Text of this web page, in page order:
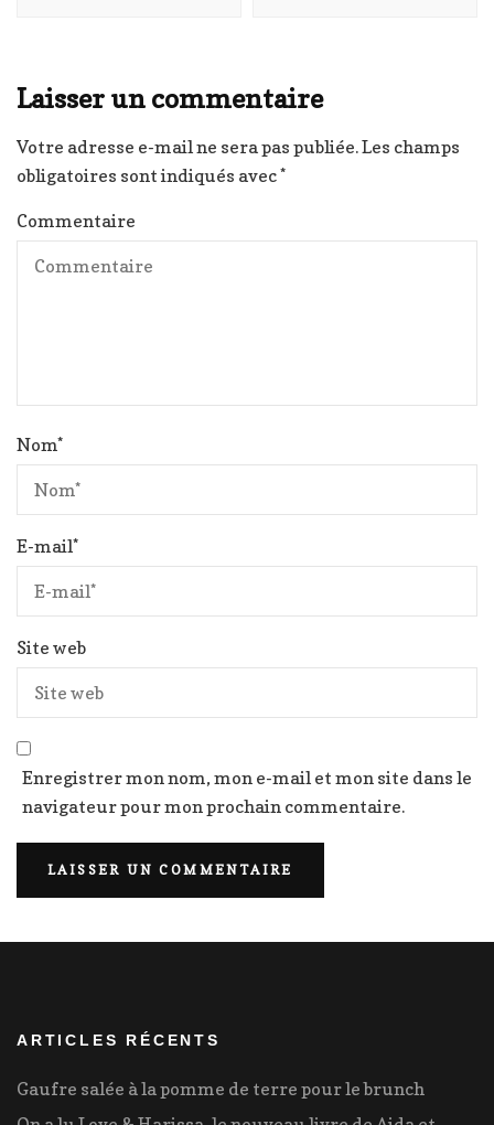
Laisser un commentaire
Votre adresse e-mail ne sera pas publiée.Les champs
obligatoires sont indiqués avec*
Commentaire
Nom*
E-mail*
Site web
Enregistrer mon nom, mon e-mail et mon site dans le
navigateur pour mon prochain commentaire.
ARTICLES RÉCENTS
Gaufre salée à la pomme de terre pour le brunch